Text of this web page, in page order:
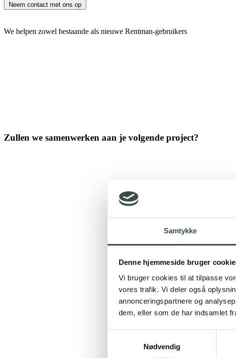
Samtykke
Denne hjemmeside bruger
Vi bruger cookies til at tilpasse
vores trafik. Vi deler også
annonceringspartnere og
dem, eller som de har indsamlet
Nødvendig
Neem contact met ons op
We helpen zowel bestaande als nieuwe Rentman-gebruikers
Zullen we samenwerken aan je volgende project?